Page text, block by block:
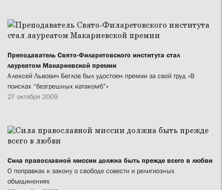
Преподаватель Свято-Филаретовского института стал
лауреатом Макариевской премии
Алексей Львович Беглов был удостоен премии за свой труд «В
поисках “безгрешных катакомб”»
27 октября 2009
Сила православной миссии должна быть прежде всего в любви
О поправках к закону о свободе совести и религиозных
объединениях